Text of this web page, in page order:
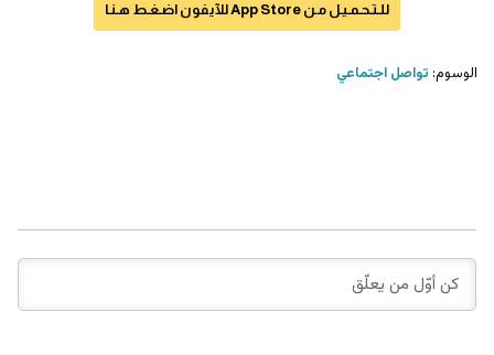
للـتـحـمـيـل مـن App Store للآيفون اضـغـط هـنـا
الوسوم: تواصل اجتماعي